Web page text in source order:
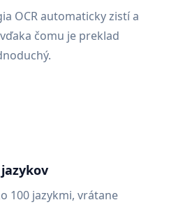
OCR automaticky zistí a
čomu je preklad
100 jazykmi, vrátane